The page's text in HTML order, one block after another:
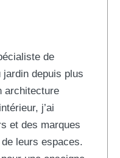
de
jardin depuis plus
architecture
j’ai
et des marques
leurs espaces.